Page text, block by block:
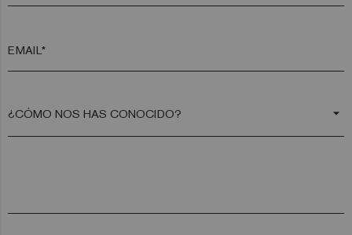
EMAIL*
arrow_drop_down